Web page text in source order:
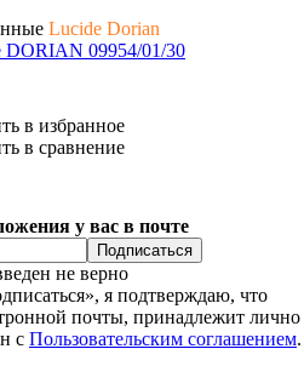
Lucide Dorian
DORIAN 09954/01/30
в избранное
в сравнение
у вас в почте
не верно
я подтверждаю, что
почты, принадлежит лично
с Пользовательским соглашением.